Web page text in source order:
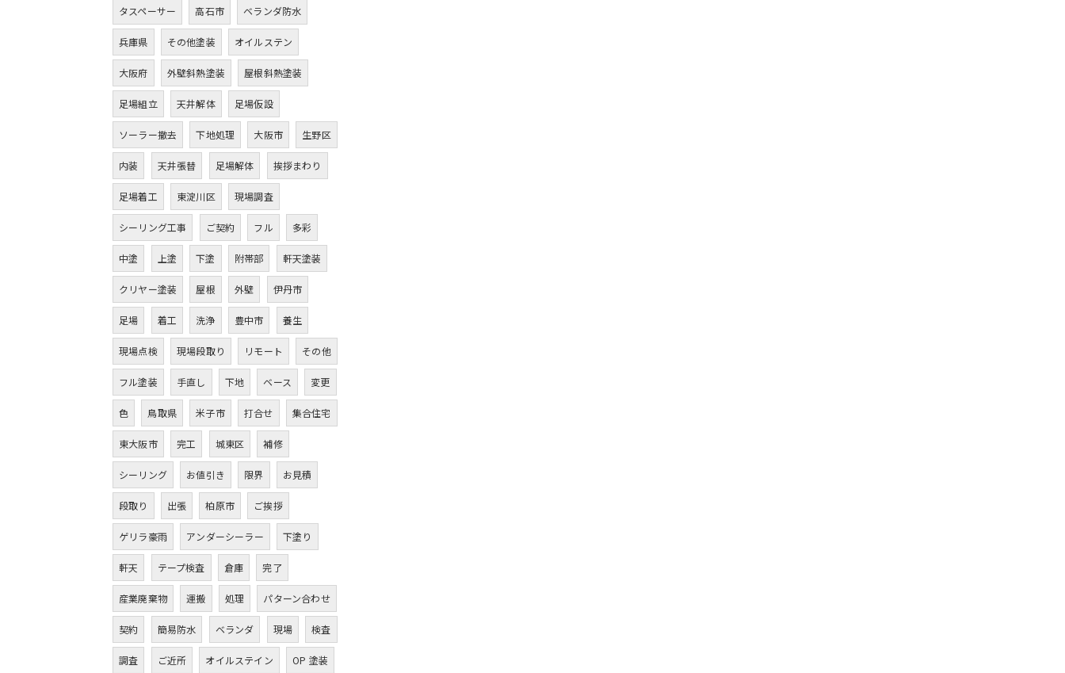
タスペーサー 高石市 ベランダ防水
兵庫県 その他塗装 オイルステン
大阪府 外壁斜熱塗装 屋根斜熱塗装
足場組立 天井解体 足場仮設
ソーラー撤去 下地処理 大阪市 生野区
内装 天井張替 足場解体 挨拶まわり
足場着工 東淀川区 現場調査
シーリング工事 ご契約 フル 多彩
中塗 上塗 下塗 附帯部 軒天塗装
クリヤー塗装 屋根 外壁 伊丹市
足場 着工 洗浄 豊中市 養生
現場点検 現場段取り リモート その他
フル塗装 手直し 下地 ベース 変更
色 鳥取県 米子市 打合せ 集合住宅
東大阪市 完工 城東区 補修
シーリング お値引き 限界 お見積
段取り 出張 柏原市 ご挨拶
ゲリラ豪雨 アンダーシーラー 下塗り
軒天 テープ検査 倉庫 完了
産業廃棄物 運搬 処理 パターン合わせ
契約 簡易防水 ベランダ 現場 検査
調査 ご近所 オイルステイン OP 塗装